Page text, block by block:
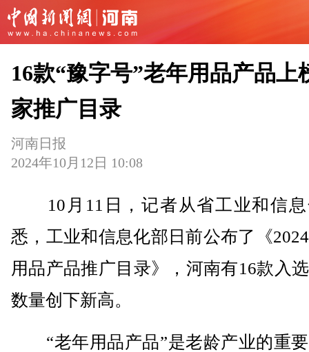
16款“豫字号”老年用品产品上
家推广目录
河南日报
2024年10月12日 10:08
10月11日，记者从省工业和信息
悉，工业和信息化部日前公布了《
用品产品推广目录》，河南有16款入
数量创下新高。
“老年用品产品”是老龄产业的重